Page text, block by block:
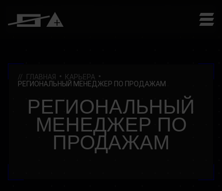
ГЛАВНАЯ
КАРЬЕРА
РЕГИОНАЛЬНЫЙ МЕНЕДЖЕР ПО ПРОДАЖАМ
РЕГИОНАЛЬНЫЙ
МЕНЕДЖЕР ПО
ПРОДАЖАМ